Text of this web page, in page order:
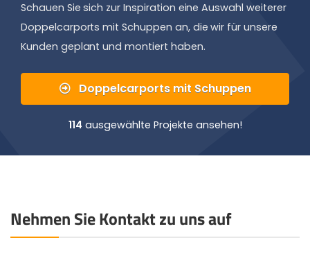
Schauen Sie sich zur Inspiration eine Auswahl weiterer
Doppelcarports mit Schuppen an, die wir für unsere
Kunden geplant und montiert haben.
Doppelcarports mit Schuppen
114 ausgewählte Projekte ansehen!
Nehmen Sie Kontakt zu uns auf